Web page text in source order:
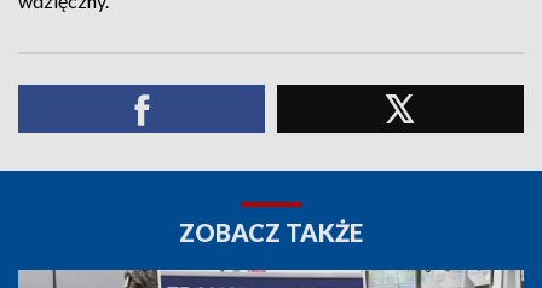
ZOBACZ TAKŻE